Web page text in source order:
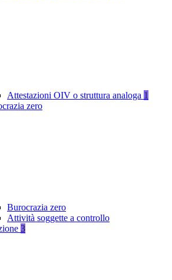
Attestazioni OIV o struttura analoga 1
zero
Burocrazia zero
Attività soggette a controllo
3